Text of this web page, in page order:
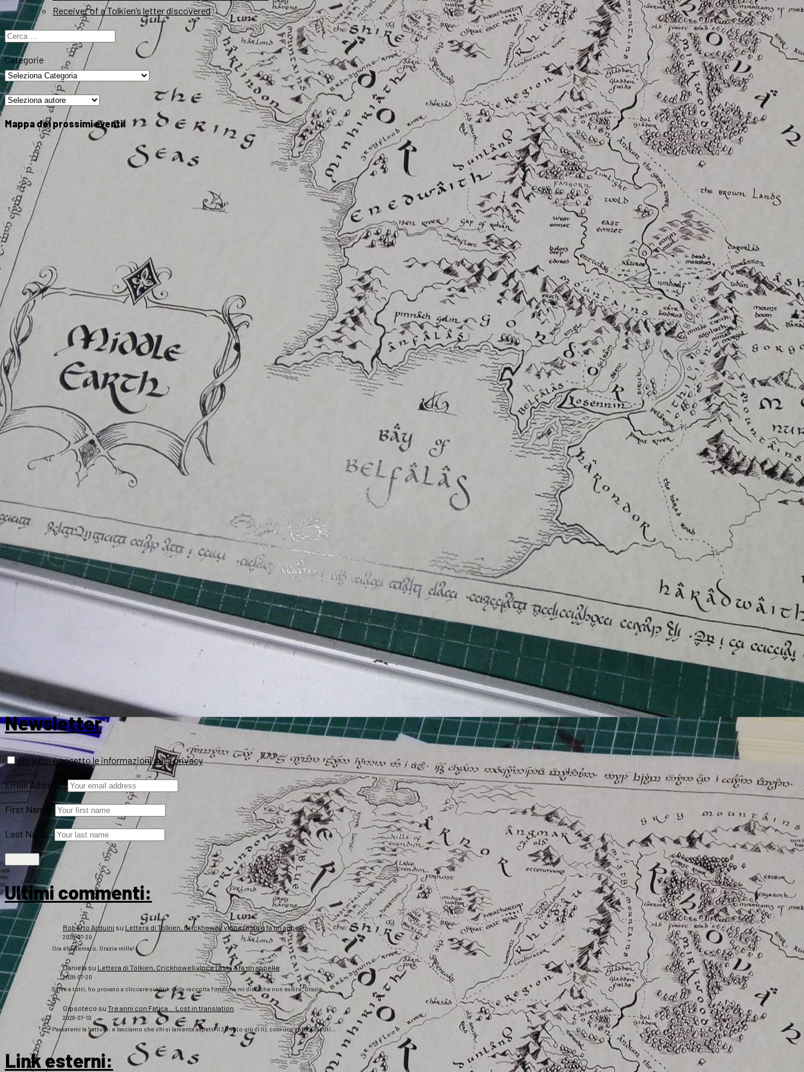
Receiver of a Tolkien’s letter discovered
Ricerca
per:
Categorie
Mappa dei prossimi eventi:
Newsletter
Ho letto e accetto le informazioni sulla privacy
Email Address:
First Name:
Last Name:
Ultimi commenti:
Roberto Arduini su Lettera di Tolkien, Crickhowell vince l’asta e fa un appello
2026-07-20
Ora è sistemato. Grazie mille!
Daniela su Lettera di Tolkien, Crickhowell vince l’asta e fa un appello
2026-07-20
Salve a tutti, ho provato a cliccare sul link della raccolta fondi ma mi dice che non esiste. Grazie
Gipsoteco su Tre anni con Fatica… Lost in translation
2026-07-10
Passatemi la battuta: e lasciamo che chi si lamenta aspetti il 2043 (o giù di lì), così una volta scaduti…
Link esterni: